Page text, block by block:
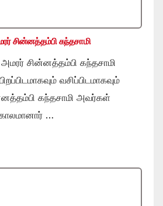
சின்னத்தம்பி கந்தசாமி
சின்னத்தம்பி கந்தசாமி
வசிப்பிடமாகவும்
கந்தசாமி அவர்கள்
…